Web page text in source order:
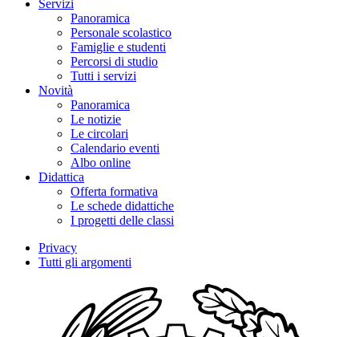
Servizi
Panoramica
Personale scolastico
Famiglie e studenti
Percorsi di studio
Tutti i servizi
Novità
Panoramica
Le notizie
Le circolari
Calendario eventi
Albo online
Didattica
Offerta formativa
Le schede didattiche
I progetti delle classi
Privacy
Tutti gli argomenti